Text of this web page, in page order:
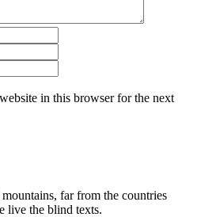
in this browser for the next
far from the countries
live the blind texts.